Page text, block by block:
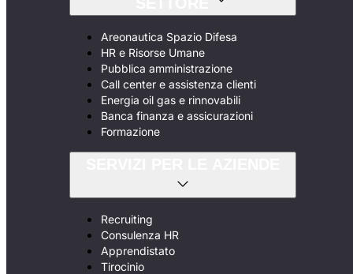
Areonautica Spazio Difesa
HR e Risorse Umane
Pubblica amministrazione
Call center e assistenza clienti
Energia oil gas e rinnovabili
Banca finanza e assicurazioni
Formazione
Recruiting
Consulenza HR
Apprendistato
Tirocinio